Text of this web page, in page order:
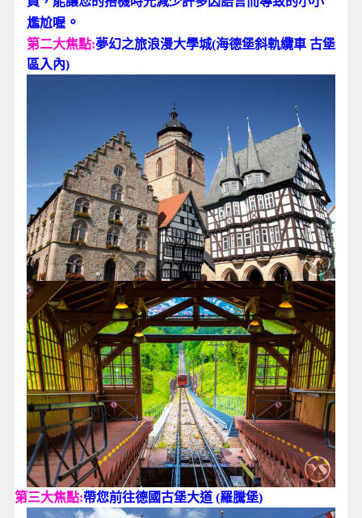
尷尬喔。
第二大焦點:夢幻之旅浪漫大學城(海德堡斜軌纜車 古堡
區入內)
第三大焦點:帶您前往德國古堡大道 (羅騰堡)